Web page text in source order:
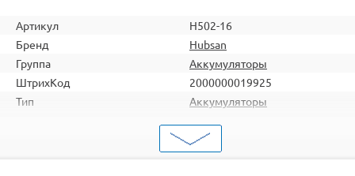
Артикул
H502-16
Бренд
Hubsan
Группа
Аккумуляторы
ШтрихКод
2000000019925
Тип
Аккумуляторы
Li-Po